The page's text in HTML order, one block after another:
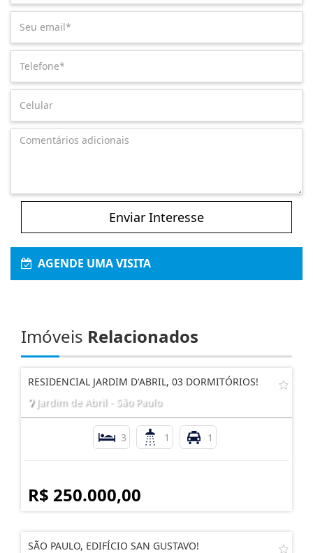
Enviar Interesse
AGENDE UMA VISITA
Imóveis Relacionados
RESIDENCIAL JARDIM D'ABRIL, 03 DORMITÓRIOS!
Jardim de Abril - São Paulo
3 1 1
R$ 250.000,00
SÃO PAULO, EDIFÍCIO SAN GUSTAVO!